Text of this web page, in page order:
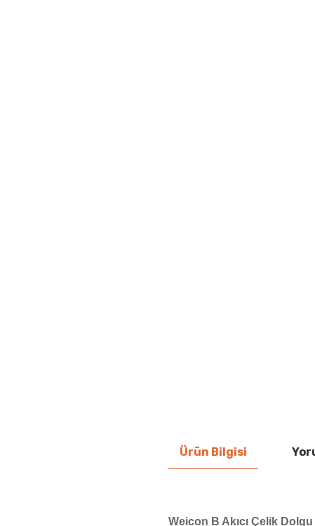
Ürün Bilgisi
Weicon B Akıcı Çelik Dolgu